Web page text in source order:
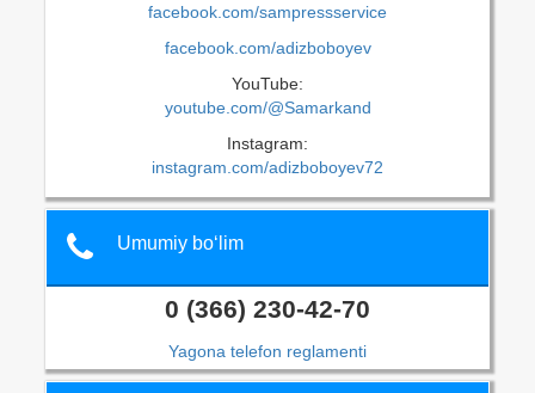
facebook.com/sampressservice
facebook.com/adizboboyev
YouTube:
youtube.com/@Samarkand
Instagram:
instagram.com/adizboboyev72
Umumiy bo‘lim
0 (366) 230-42-70
Yagona telefon reglamenti